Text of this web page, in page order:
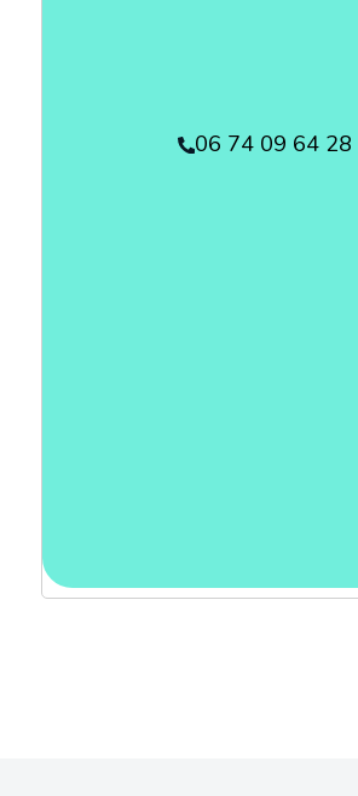
06 74 09 64 28